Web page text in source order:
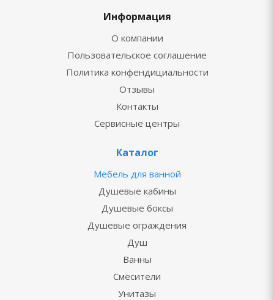
Информация
О компании
Пользовательское соглашение
Политика конфендициальности
Отзывы
Контакты
Сервисные центры
Каталог
Мебель для ванной
Душевые кабины
Душевые боксы
Душевые ограждения
Душ
Ванны
Смесители
Унитазы